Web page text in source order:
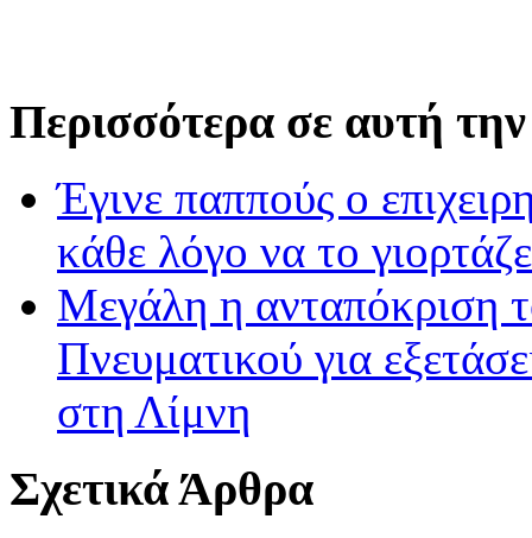
Περισσότερα σε αυτή
Έγινε παππούς ο
κάθε λόγο να το
Μεγάλη η ανταπόκριση
Πνευματικού για
στη Λίμνη
Σχετικά Άρθρα